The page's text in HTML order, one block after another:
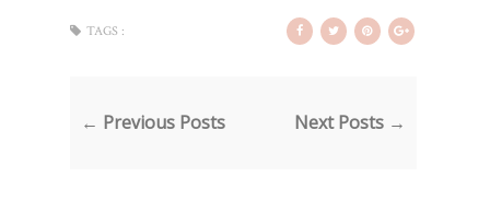
TAGS :
← Previous Posts Next Posts →